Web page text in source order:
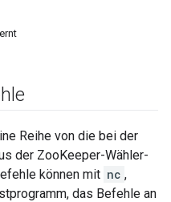
Reihe von die bei der
der ZooKeeper-Wähler-
können mit nc ,
das Befehle an